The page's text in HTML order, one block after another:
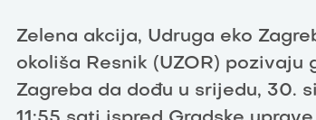
Zelena akcija, Udruga eko
okoliša Resnik (UZOR) pozivaju
Zagreba da dođu u srijedu, 30.